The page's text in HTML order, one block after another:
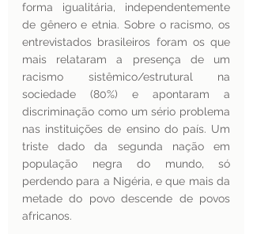
forma igualitária, independentemente
de gênero e etnia. Sobre o racismo, os
entrevistados brasileiros foram os que
mais relataram a presença de um
racismo sistêmico/estrutural na
sociedade (80%) e apontaram a
discriminação como um sério problema
nas instituições de ensino do país. Um
triste dado da segunda nação em
população negra do mundo, só
perdendo para a Nigéria, e que mais da
metade do povo descende de povos
africanos.